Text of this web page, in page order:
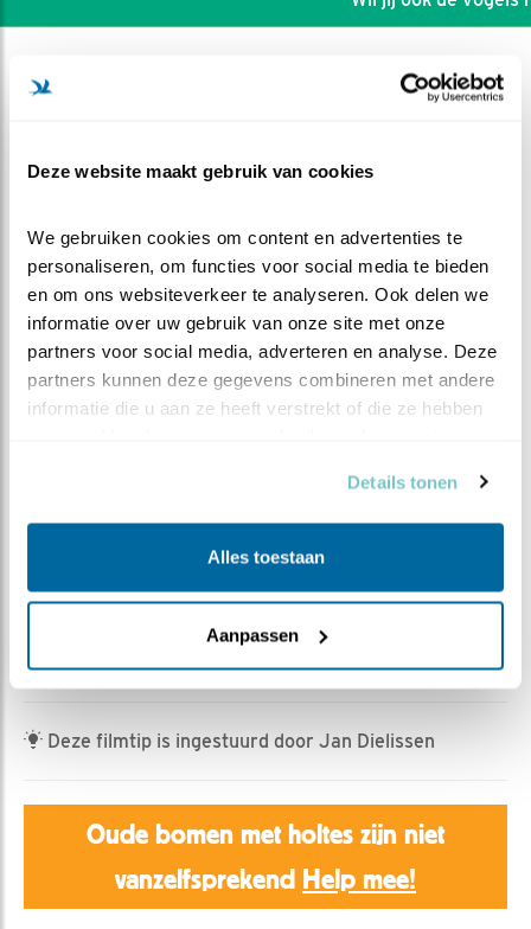
Deze website maakt gebruik van cookies
We gebruiken cookies om content en advertenties te
personaliseren, om functies voor social media te bieden
en om ons websiteverkeer te analyseren. Ook delen we
informatie over uw gebruik van onze site met onze
partners voor social media, adverteren en analyse. Deze
partners kunnen deze gegevens combineren met andere
informatie die u aan ze heeft verstrekt of die ze hebben
Details tonen
Alles toestaan
Aanpassen
DEEL DIT FILMPJE
Lisa | Geplaatst op 10 mei 2026, 22:30 |
Bewaar dit filmpje|
303x
K4 als laatste kuuk overgebleven in de kast was nog
aan het twijfelen de laatste dagen. Maar dan vliegt
vanavond toch ook K4 eindelijk de wijde wereld in.
Deze filmtip is ingestuurd door Jan Dielissen
Oude bomen met holtes zijn niet
vanzelfsprekend Help mee!